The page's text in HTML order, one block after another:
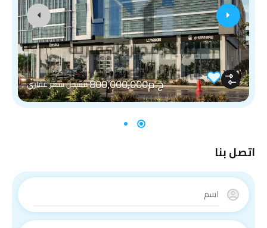
ج.م800,000,000 مسجل شهر عقاري
اتصل بنا